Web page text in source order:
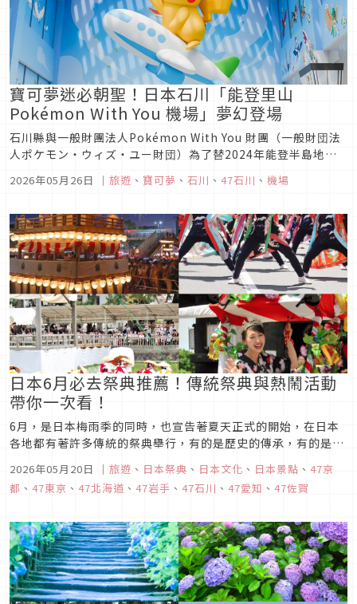
寶可夢迷必朝聖！日本石川「能登里山
Pokémon With You 機場」夢幻登場
石川縣與一般財團法人Pokémon With You 財團（一般財団法
人ポケモン・ウィズ・ユー財団）為了替2024年能登半島地震
後的災區注入更多笑容與活力，決定攜手合作，正式展開結合觀
光與復興支援的大型企劃。而其中最受矚目的企劃之一，便是將
月...
2026年05月26日 ｜ 旅遊 、 寶可夢 、 石川 、 47石川 、 機場
日本6月必去祭典推薦！傳統祭典與熱鬧活動
帶你一次看！
6月，是日本梅雨季的同時，也宣告著夏天正式的開始，在日本
各地都有著許多傳統的祭典舉行，有的是歷史的傳承，有的是對
於初夏的祈禱，更有的是迎接夏天的盛大活動，究竟在6月的日
本各地都有哪些祭典呢？讓我們趕緊來一探究竟吧！
2026年05月20日 ｜ 旅遊 、 日本祭典 、 日本文化 、 日本景點 、 47京
都 、 47東京 、 47北海道 、 47岩手 、 47石川 、 47愛知 、 47佐賀